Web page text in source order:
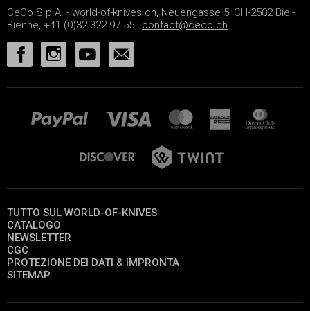
CeCo S.p.A. - world-of-knives.ch, Neuengasse 5, CH-2502 Biel-
Bienne, +41 (0)32 322 97 55 | contact@ceco.ch
TUTTO SUL WORLD-OF-KNIVES
CATALOGO
NEWSLETTER
CGC
PROTEZIONE DEI DATI & IMPRONTA
SITEMAP